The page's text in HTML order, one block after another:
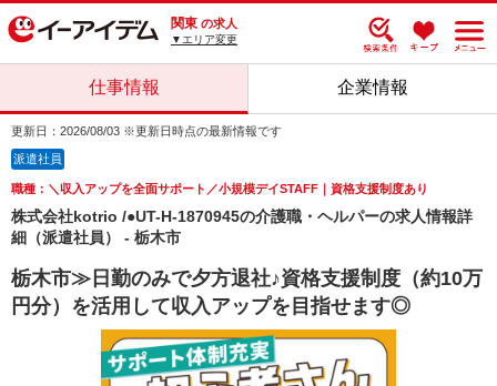
関東 の求人
▼エリア変更
仕事情報 企業情報
更新日：2026/08/03 ※更新日時点の最新情報です
派遣社員
職種：＼収入アップを全面サポート／小規模デイSTAFF｜資格支援制度あり
株式会社kotrio /●UT-H-1870945の介護職・ヘルパーの求人情報詳
細（派遣社員） - 栃木市
栃木市≫日勤のみで夕方退社♪資格支援制度（約10万
円分）を活用して収入アップを目指せます◎